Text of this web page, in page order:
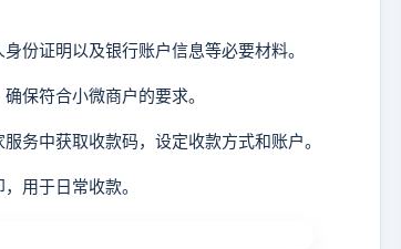
份证明以及银行账户信息等必要材料。
保符合小微商户的要求。
务中获取收款码，设定收款方式和账户。
用于日常收款。